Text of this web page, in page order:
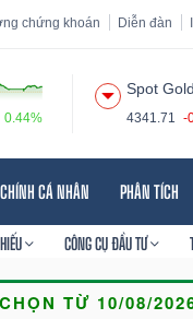
chứng khoán Diễn đàn
0.44%
Spot Gold
4341.71 -
CÁ NHÂN PHÂN TÍCH
CÔNG CỤ ĐẦU TƯ